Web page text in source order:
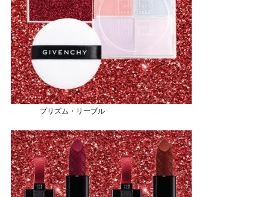
プリズム・リーブル